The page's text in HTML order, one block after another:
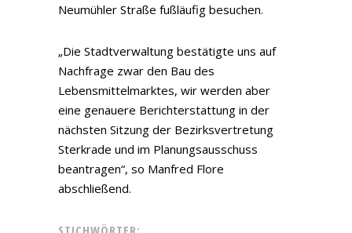
Neumühler Straße fußläufig besuchen.
„Die Stadtverwaltung bestätigte uns auf
Nachfrage zwar den Bau des
Lebensmittelmarktes, wir werden aber
eine genauere Berichterstattung in der
nächsten Sitzung der Bezirksvertretung
Sterkrade und im Planungsausschuss
beantragen“, so Manfred Flore
abschließend.
STICHWÖRTER: